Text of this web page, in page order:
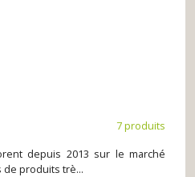
7 produits
depuis 2013 sur le marché
de produits trè...